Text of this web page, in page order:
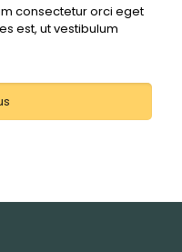
consectetur orci eget
est, ut vestibulum